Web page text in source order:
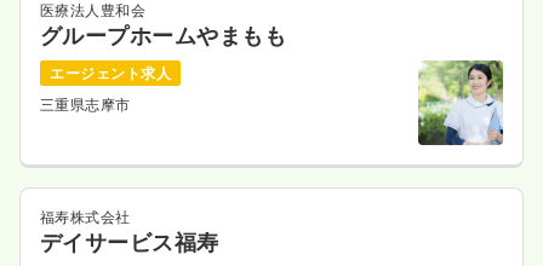
医療法人豊和会
グループホームやまもも
エージェント求人
三重県志摩市
福寿株式会社
デイサービス福寿